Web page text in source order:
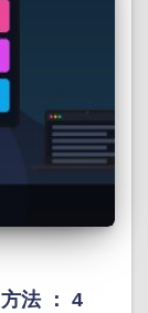
法 ： 4